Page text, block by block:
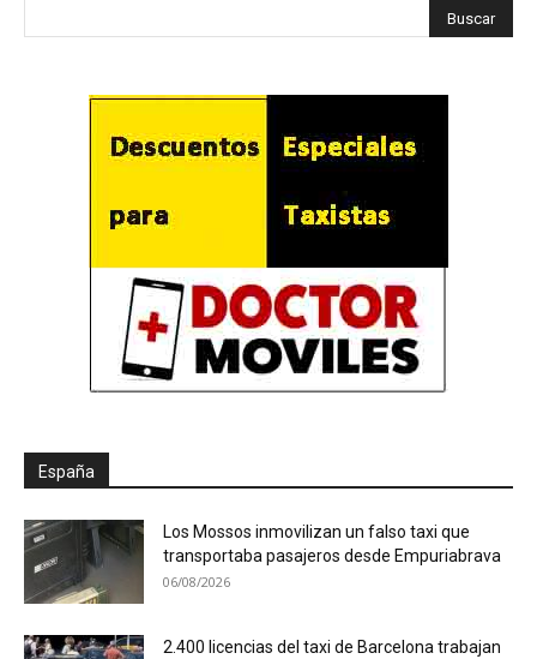
España
Los Mossos inmovilizan un falso taxi que
transportaba pasajeros desde Empuriabrava
06/08/2026
2.400 licencias del taxi de Barcelona trabajan